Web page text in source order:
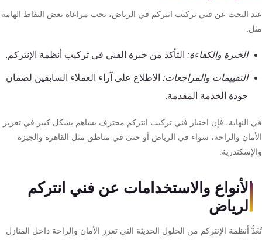
البحث عن فني تركيب انتركم في الرياض، يجب مراعاة بعض النقاط الهامة
الخبرة والكفاءة:التأكد من خبرة الفني في تركيب أنظمة الإنتركم.
التقييمات والمراجعات:الاطلاع على آراء العملاء السابقين لضمان
جودة الخدمة المقدمة.
النهاية، فإن اختيار فني تركيب انتركم محترف يساهم بشكل كبير في تعزيز
والراحة، سواء في الرياض أو حتى في مناطق مثل القاهرة والجيزة
الأنواع والاستخدامات عن فني انتركم
الرياض
أنظمة الإنتركم من الحلول الحديثة التي تعزز الأمان والراحة داخل المنازل